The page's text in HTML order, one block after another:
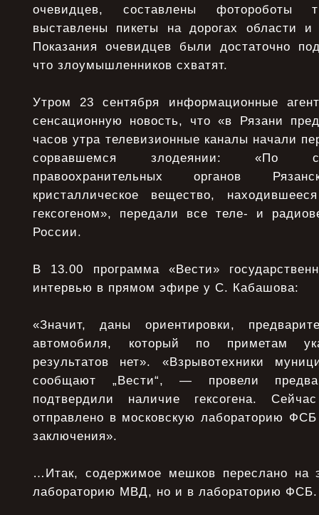
очевидцев, составлены фотороботы
выставлены пикеты на дорогах области
Показания очевидцев были достаточно
что злоумышленников схватят.
Утром 23 сентября информационные
сенсационную новость, что «в Рязани
часов утра телевизионные каналы начали
сорвавшемся злодеянии: «По
правоохранительных органов
кристаллическое вещество,
гексогеном», передали все теле- и
России.
В 13.00 программа «Вести»
интервью в прямом эфире у С. Кабашова:
«Значит, даны ориентировки,
автомобиля, который по приметам
результатов нет». «Взрывотехники
сообщают „Вести“, — провели
подтвердили наличие гексогена.
отправлено в московскую лабораторию
заключения».
…Итак, содержимое мешков переслано на
лабораторию МВД, но и в лабораторию ФСБ.